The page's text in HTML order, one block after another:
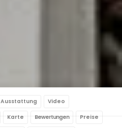
Ausstattung Video
Karte Bewertungen Preise